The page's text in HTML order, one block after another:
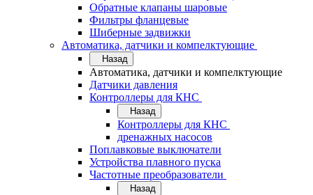
Обратные клапаны шаровые
Фильтры фланцевые
Шиберные задвижки
Автоматика, датчики и компелктующие
Назад
Автоматика, датчики и компелктующие
Датчики давления
Контроллеры для КНС
Назад
Контроллеры для КНС
дренажных насосов
Поплавковые выключатели
Устройства плавного пуска
Частотные преобразователи
Назад